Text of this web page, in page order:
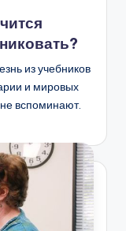
из учебников
и мировых
вспоминают.